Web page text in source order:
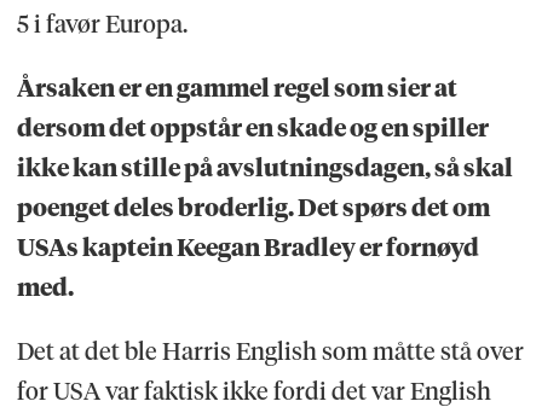
5 i favør Europa.
Årsaken er en gammel regel som sier at
dersom det oppstår en skade og en spiller
ikke kan stille på avslutningsdagen, så skal
poenget deles broderlig. Det spørs det om
USAs kaptein Keegan Bradley er fornøyd
med.
Det at det ble Harris English som måtte stå over
for USA var faktisk ikke fordi det var English